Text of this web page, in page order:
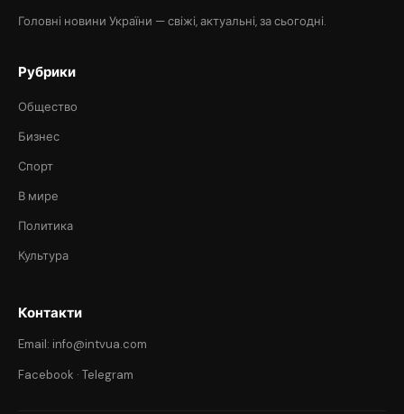
Головні новини України — свіжі, актуальні, за сьогодні.
Рубрики
Общество
Бизнес
Спорт
В мире
Политика
Культура
Контакти
Email: info@intvua.com
Facebook · Telegram